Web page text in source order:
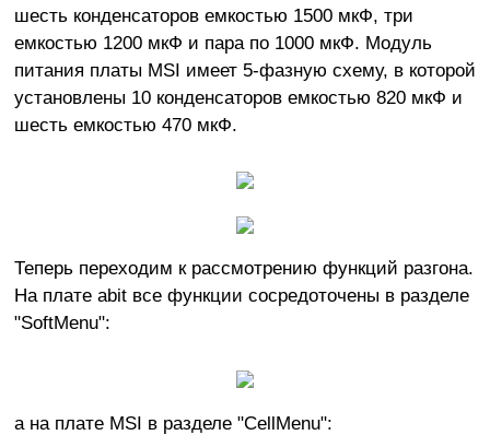
шесть конденсаторов емкостью 1500 мкФ, три
емкостью 1200 мкФ и пара по 1000 мкФ. Модуль
питания платы MSI имеет 5-фазную схему, в которой
установлены 10 конденсаторов емкостью 820 мкФ и
шесть емкостью 470 мкФ.
Теперь переходим к рассмотрению функций разгона.
На плате abit все функции сосредоточены в разделе
"SoftMenu":
а на плате MSI в разделе "CellMenu":